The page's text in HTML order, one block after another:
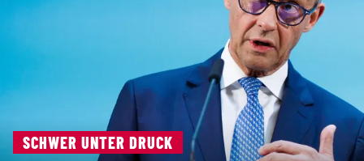
SCHWER UNTER DRUCK